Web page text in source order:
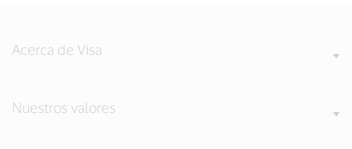
Acerca de Visa
Nuestros valores